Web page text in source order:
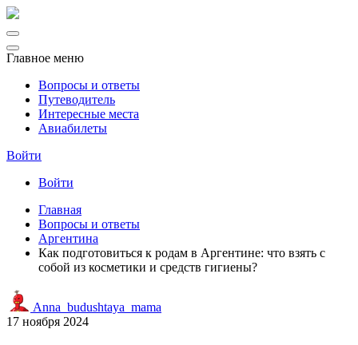
Главное меню
Вопросы и ответы
Путеводитель
Интересные места
Авиабилеты
Войти
Войти
Главная
Вопросы и ответы
Аргентина
Как подготовиться к родам в Аргентине: что взять с
собой из косметики и средств гигиены?
Anna_budushtaya_mama
17 ноября 2024